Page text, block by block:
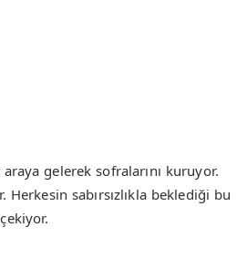
gelerek sofralarını kuruyor.
sabırsızlıkla beklediği bu